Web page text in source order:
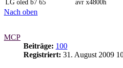
LG oled b7 65 avr x4800h
Nach oben
MCP
Beiträge: 100
Registriert: 31. August 2009